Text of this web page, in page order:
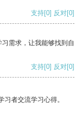
支持[0] 反对[0]
需求，让我能够找到自
支持[0] 反对[0]
者交流学习心得。